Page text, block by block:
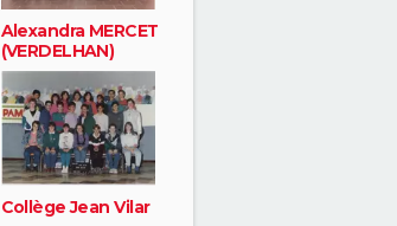
Alexandra MERCET
(VERDELHAN)
Collège Jean Vilar